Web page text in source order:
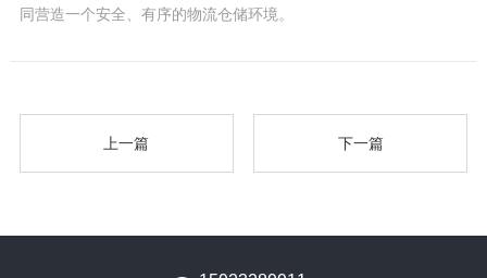
同营造一个安全、有序的物流仓储环境。
上一篇 下一篇